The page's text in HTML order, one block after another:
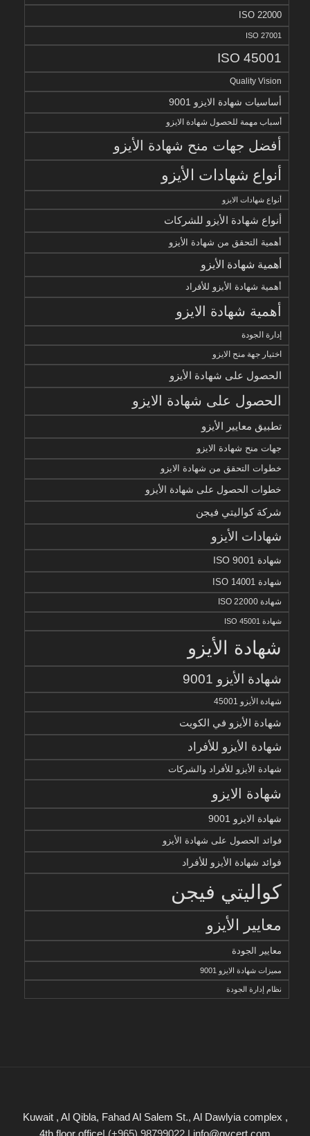
ISO 22000
ISO 27001
ISO 45001
Quality Vision
أساسيات شهادة الايزو 9001
أسباب مهمة للحصول شهادة الايزو
أفضل جهات منح شهادة الأيزو
أنواع شهادات الأيزو
أنواع شهادات الايزو
أنواع شهادة الأيزو للشركات
أهمية التحقق من شهادة الأيزو
أهمية شهادة الأيزو
أهمية شهادة الأيزو للأفراد
أهمية شهادة الايزو
إدارة الجودة
اختيار جهة منح الايزو
الحصول على شهادة الأيزو
الحصول على شهادة الايزو
تطبيق معايير الأيزو
جهات منح شهادة الايزو
خطوات التحقق من شهادة الايزو
خطوات الحصول على شهادة الأيزو
شركة كواليتي فيجن
شهادات الأيزو
شهادة ISO 9001
شهادة ISO 14001
شهادة ISO 22000
شهادة ISO 45001
شهادة الأيزو
شهادة الأيزو 9001
شهادة الأيزو 45001
شهادة الأيزو في الكويت
شهادة الأيزو للأفراد
شهادة الأيزو للأفراد والشركات
شهادة الايزو
شهادة الايزو 9001
فوائد الحصول على شهادة الأيزو
فوائد شهادة الأيزو للأفراد
كواليتي فيجن
معايير الأيزو
معايير الجودة
مميزات شهادة الايزو 9001
نظام إدارة الجودة
Kuwait , Al Qibla, Fahad Al Salem St., Al Dawlyia complex ,
4th floor office| (+965) 98799022 | info@qvcert.com